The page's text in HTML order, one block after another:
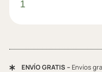
ENVÍO GRATIS – Envíos